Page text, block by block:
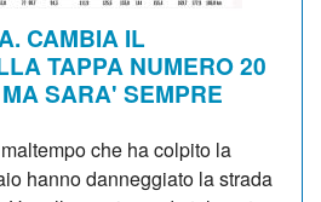
CAMBIA IL
TAPPA NUMERO 20
SARA' SEMPRE
che ha colpito la
hanno danneggiato la strada